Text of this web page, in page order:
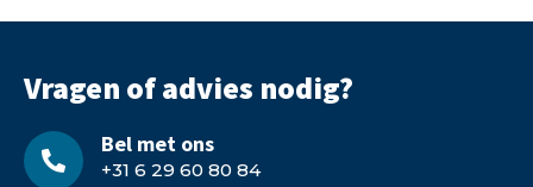
Vragen of advies nodig?
Bel met ons
+31 6 29 60 80 84